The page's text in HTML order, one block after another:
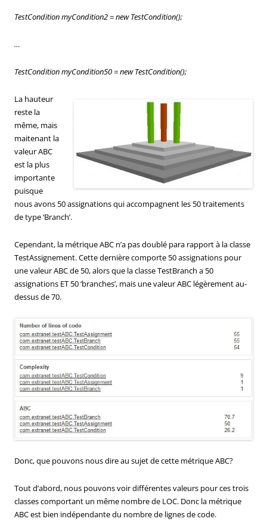
TestCondition myCondition2 = new TestCondition();
…
TestCondition myCondition50 = new TestCondition();
La hauteur
reste la
même, mais
maitenant la
valeur ABC
est la plus
importante
puisque
nous avons 50 assignations qui accompagnent les 50 traitements
de type ‘Branch’.
Cependant, la métrique ABC n’a pas doublé para rapport à la classe
TestAssignement. Cette dernière comporte 50 assignations pour
une valeur ABC de 50, alors que la classe TestBranch a 50
assignations ET 50 ‘branches’, mais une valeur ABC légèrement au-
dessus de 70.
Donc, que pouvons nous dire au sujet de cette métrique ABC?
Tout d’abord, nous pouvons voir différentes valeurs pour ces trois
classes comportant un même nombre de LOC. Donc la métrique
ABC est bien indépendante du nombre de lignes de code.